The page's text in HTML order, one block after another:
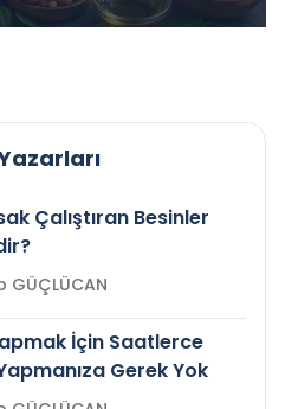
Çalıştıran Besinler
Zeynep GÜÇLÜCAN
İçin Saatlerce
Gerek Yok